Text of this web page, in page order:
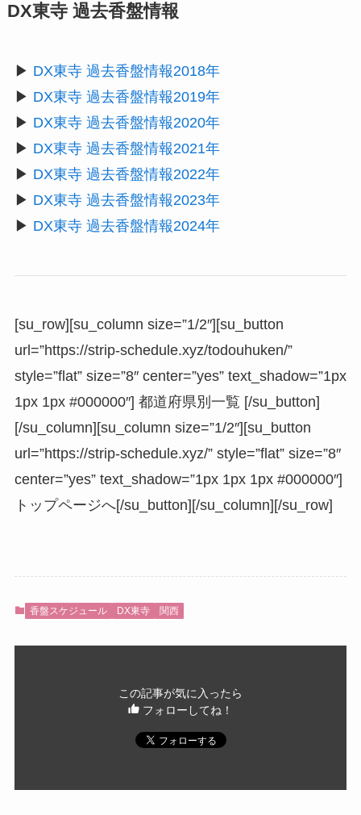
DX東寺 過去香盤情報
▶︎ DX東寺 過去香盤情報2018年
▶︎ DX東寺 過去香盤情報2019年
▶︎ DX東寺 過去香盤情報2020年
▶︎ DX東寺 過去香盤情報2021年
▶︎ DX東寺 過去香盤情報2022年
▶︎ DX東寺 過去香盤情報2023年
▶︎ DX東寺 過去香盤情報2024年
[su_row][su_column size=”1/2″][su_button
url=”https://strip-schedule.xyz/todouhuken/”
style=”flat” size=”8″ center=”yes” text_shadow=”1px
1px 1px #000000″] 都道府県別一覧 [/su_button]
[/su_column][su_column size=”1/2″][su_button
url=”https://strip-schedule.xyz/” style=”flat” size=”8″
center=”yes” text_shadow=”1px 1px 1px #000000″]
トップページへ[/su_button][/su_column][/su_row]
香盤スケジュール DX東寺 関西
この記事が気に入ったら
フォローしてね！